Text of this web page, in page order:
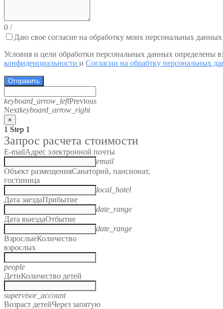
0 /
Даю свое согласие на обработку моих персональных данных
Условия и цели обработки персональных данных определены
конфиденциальности и Согласии на обрабтку персональных
Отправить
keyboard_arrow_leftPrevious
Nextkeyboard_arrow_right
×
1 Step 1
Запрос расчета стоимости
E-mailАдрес электронной почты
email
Объект размещенияСанаторий, пансионат,
гостиница
local_hotel
Дата заездаПрибытие
date_range
Дата выездаОтбытие
date_range
ВзрослыеКоличество
взрослых
people
ДетиКоличество детей
supervisor_account
Возраст детейЧерез запятую